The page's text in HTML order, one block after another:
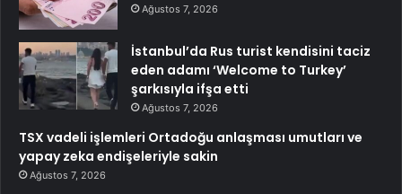
Ağustos 7, 2026
İstanbul’da Rus turist kendisini taciz
eden adamı ‘Welcome to Turkey’
şarkısıyla ifşa etti
Ağustos 7, 2026
TSX vadeli işlemleri Ortadoğu anlaşması umutları ve
yapay zeka endişeleriyle sakin
Ağustos 7, 2026